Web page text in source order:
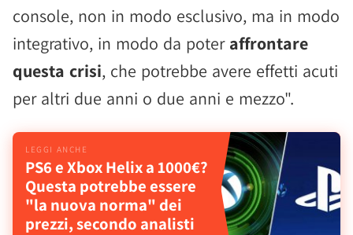
console, non in modo esclusivo, ma in modo
integrativo, in modo da poter affrontare
questa crisi, che potrebbe avere effetti acuti
per altri due anni o due anni e mezzo".
PS6 e Xbox Helix a 1000€?
Questa potrebbe essere
"la nuova norma" dei
prezzi, secondo analisti